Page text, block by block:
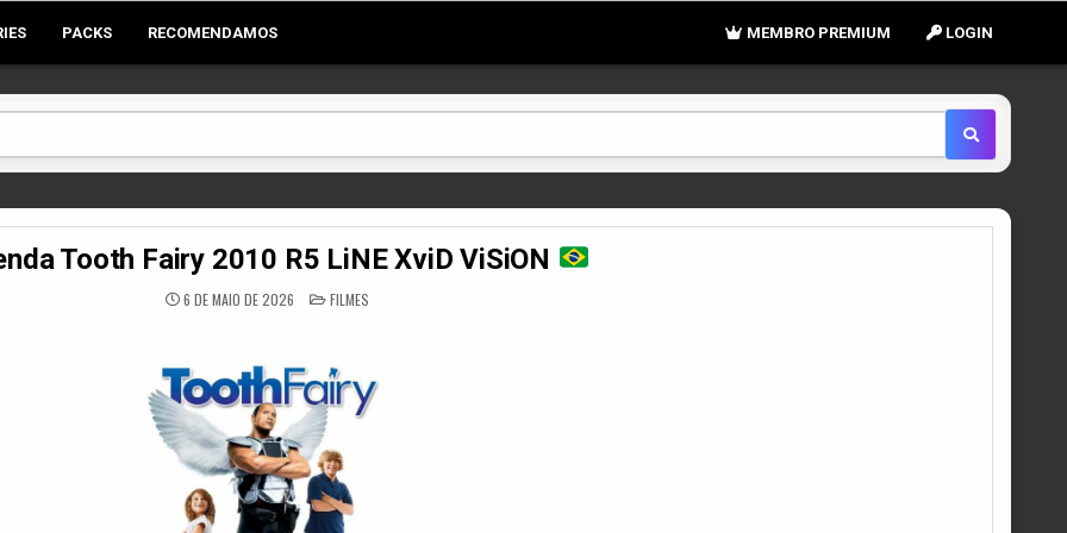
PACKS RECOMENDAMOS LOGIN
MEMBRO PREMIUM
Tooth Fairy 2010 R5 LiNE XviD ViSiON
6 DE MAIO DE 2026 POSTED
IN
FILMES